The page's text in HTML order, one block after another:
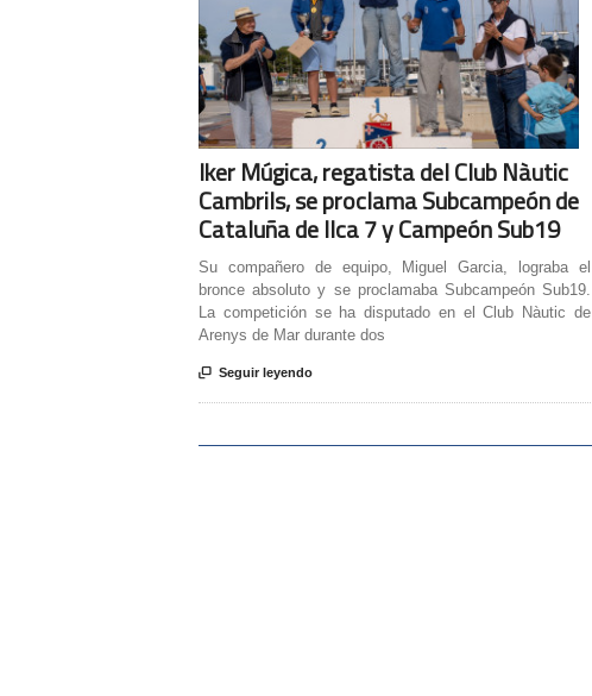
Iker Múgica, regatista del Club Nàutic
Cambrils, se proclama Subcampeón de
Cataluña de Ilca 7 y Campeón Sub19
Su compañero de equipo, Miguel Garcia, lograba el
bronce absoluto y se proclamaba Subcampeón Sub19.
La competición se ha disputado en el Club Nàutic de
Arenys de Mar durante dos
 Seguir leyendo